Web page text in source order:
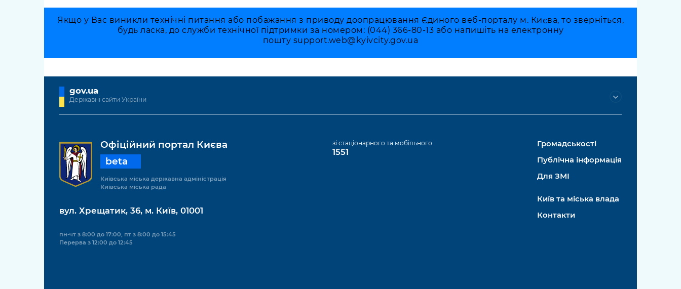
Якщо у Вас виникли технічні питання або побажання з приводу доопрацювання Єдиного веб-порталу м. Києва, то зверніться,
будь ласка, до служби технічної підтримки за номером: (044) 366-80-13 або напишіть на електронну
пошту support.web@kyivcity.gov.ua
gov.ua
Державні сайти України
Офіційний портал Києва
beta
Київська міська державна адміністрація
Київська міська рада
вул. Хрещатик, 36, м. Київ, 01001
пн-чт з 8:00 до 17:00, пт з 8:00 до 15:45
Перерва з 12:00 до 12:45
зі стаціонарного та мобільного
1551
Громадськості
Публічна інформація
Для ЗМІ
Київ та міська влада
Контакти